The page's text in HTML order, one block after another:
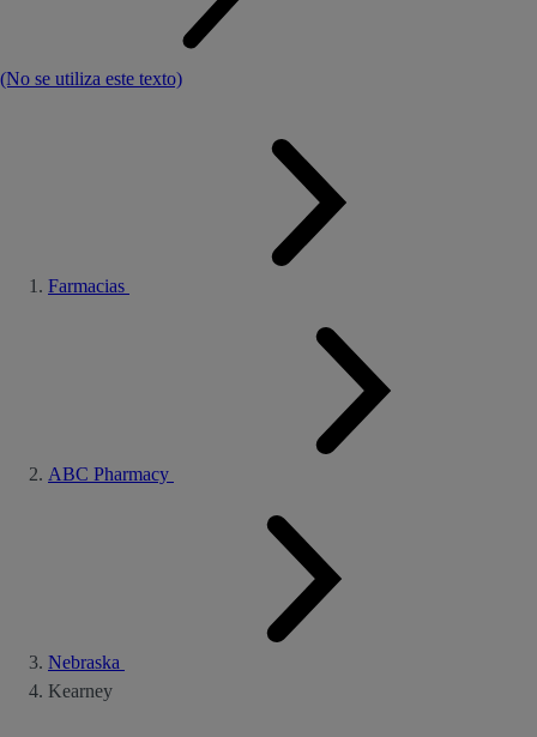
(No se utiliza este texto)
Farmacias
ABC Pharmacy
Nebraska
Kearney